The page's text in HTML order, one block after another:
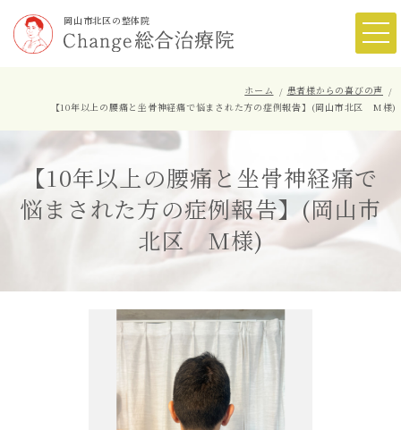
岡山市北区の整体院
ホーム
患者様からの喜びの声
【10年以上の腰痛と坐骨神経痛で悩まされた方の症例報告】(岡山市北区 M様)
【10年以上の腰痛と坐骨神経痛で
悩まされた方の症例報告】(岡山市
北区 M様)